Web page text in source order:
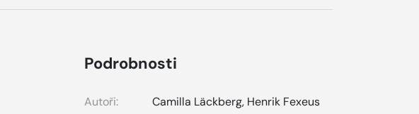
Podrobnosti
Autoři:
Camilla Läckberg, Henrik Fexeus